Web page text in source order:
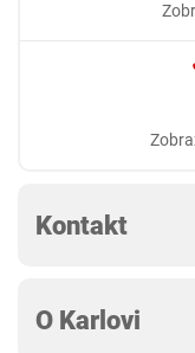
Kontakt
O Karlovi